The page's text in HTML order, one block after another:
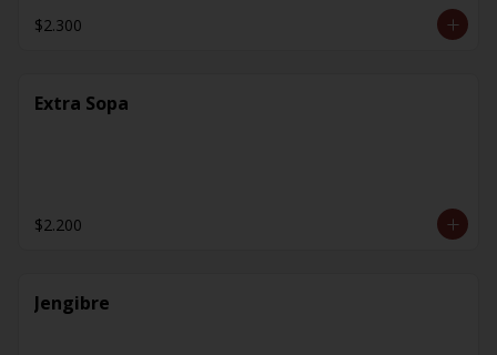
$2.300
Extra Sopa
$2.200
Jengibre